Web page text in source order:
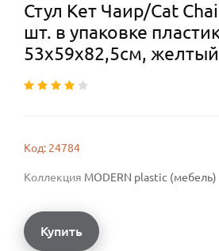
Стул Кет Чаир/Cat
шт. в упаковке
53х59х82,5см, желтый
Код: 24784
Коллекция MODERN plastic (мебель)
Купить